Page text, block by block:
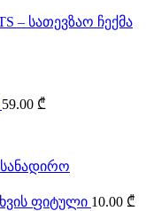
– სათევზაო ჩექმა
59.00 ₾
ფიტული 10.00 ₾